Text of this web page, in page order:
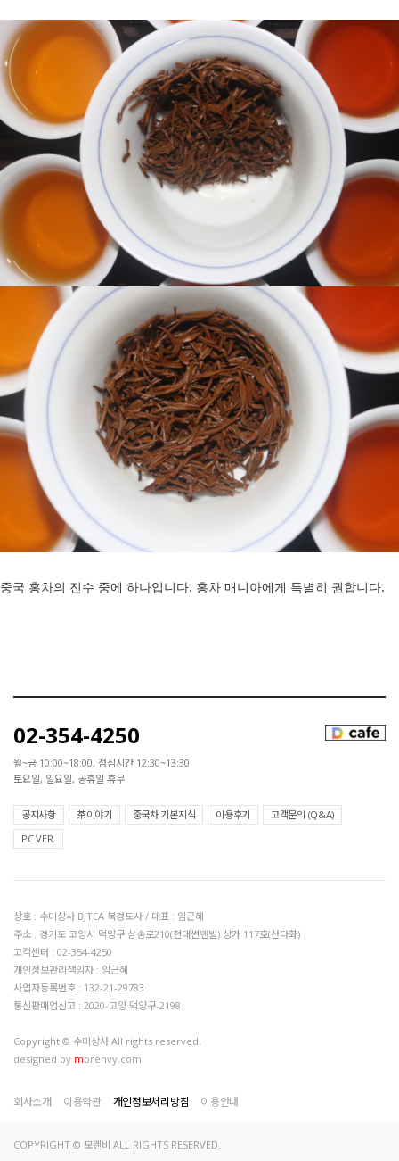
중국 홍차의 진수 중에 하나입니다. 홍차 매니아에게 특별히 권합니다.
02-354-4250
월~금 10:00~18:00, 점심시간 12:30~13:30
토요일, 일요일, 공휴일 휴무
공지사항 茶이야기 중국차 기본지식 이용후기
고객문의 (Q&A)
PC VER.
상호 : 수미상사 BJTEA 북경도사 / 대표 : 임근혜
주소 : 경기도 고양시 덕양구 삼송로210(현대썬앤빌) 상가 117호(산다화)
고객센터 : 02-354-4250
개인정보관리책임자 : 임근혜
사업자등록번호 : 132-21-29783
통신판매업신고 : 2020-고양 덕양구-2198
Copyright © 수미상사 All rights reserved.
designed by morenvy.com
회사소개 이용약관 개인정보처리방침 이용안내
COPYRIGHT © 모렌비 ALL RIGHTS RESERVED.